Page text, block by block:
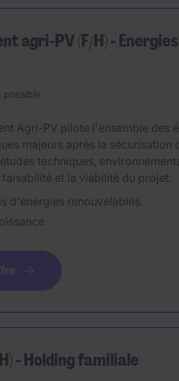
agri-PV (F/H) - Energies
possible
Agri-PV pilote l'ensemble des
majeurs après la sécurisation
techniques,
et la viabilité du projet.
d'énergies renouvelables.
- Holding familiale